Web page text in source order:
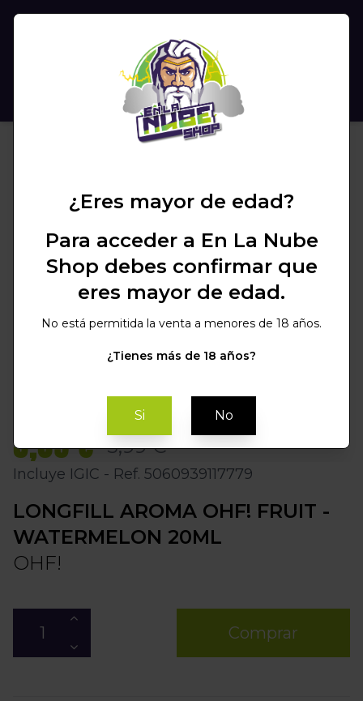
5,09 € 5,99 €
Incluye IGIC - Ref. 5060939117779
LONGFILL AROMA OHF! FRUIT -
WATERMELON 20ML
OHF!
Comprar
¿Eres mayor de edad?
Para acceder a En La Nube
Shop debes confirmar que
eres mayor de edad.
No está permitida la venta a menores de 18 años.
¿Tienes más de 18 años?
Si No